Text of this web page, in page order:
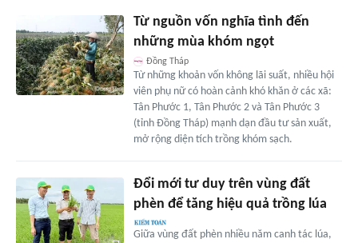
Từ nguồn vốn nghĩa tình đến
những mùa khóm ngọt
Đồng Tháp
Từ những khoản vốn không lãi suất, nhiều hội
viên phụ nữ có hoàn cảnh khó khăn ở các xã:
Tân Phước 1, Tân Phước 2 và Tân Phước 3
(tỉnh Đồng Tháp) mạnh dạn đầu tư sản xuất,
mở rộng diện tích trồng khóm sạch.
Đổi mới tư duy trên vùng đất
phèn để tăng hiệu quả trồng lúa
Giữa vùng đất phèn nhiều năm canh tác lúa,